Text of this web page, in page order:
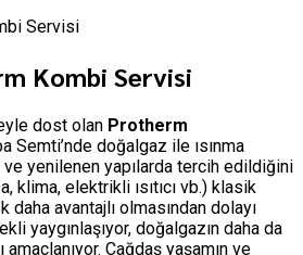
Kombi Servisi
dost olan Protherm
Semti’nde doğalgaz ile ısınma
yenilenen yapılarda tercih edildiğini
klima, elektrikli ısıtıcı vb.) klasik
daha avantajlı olmasından dolayı
yaygınlaşıyor, doğalgazın daha da
Çağdaş yaşamın ve